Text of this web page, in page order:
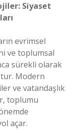
Siyaset
evrimsel
ve toplumsal
sürekli olarak
Modern
ve vatandaşlık
toplumu
açar.